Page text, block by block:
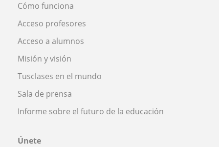
Cómo funciona
Acceso profesores
Acceso a alumnos
Misión y visión
Tusclases en el mundo
Sala de prensa
Informe sobre el futuro de la educación
Únete